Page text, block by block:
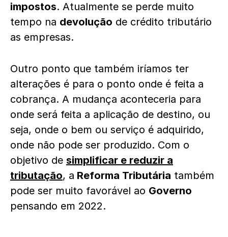
impostos. Atualmente se perde muito
tempo na devolução de crédito tributário
as empresas.
Outro ponto que também iríamos ter
alterações é para o ponto onde é feita a
cobrança. A mudança aconteceria para
onde será feita a aplicação de destino, ou
seja, onde o bem ou serviço é adquirido,
onde não pode ser produzido. Com o
objetivo de simplificar e reduzir a
tributação, a Reforma Tributária também
pode ser muito favorável ao Governo
pensando em 2022.